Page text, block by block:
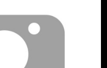
的工資和獎金部分 11
福會不定期送的沒記